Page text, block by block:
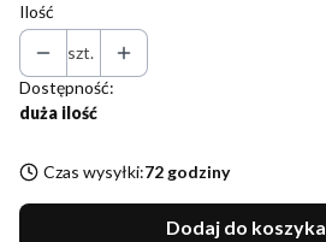
Ilość
szt.
Dostępność:
duża ilość
Czas wysyłki:72 godziny
Dodaj do koszyka